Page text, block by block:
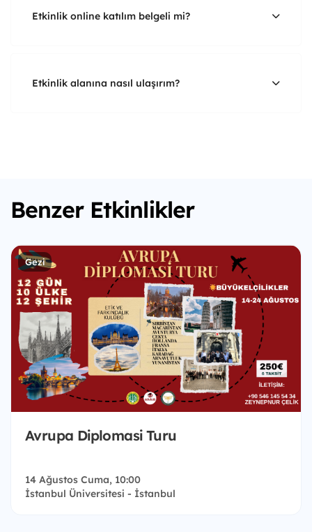
Etkinlik online katılım belgeli mi?
Etkinlik alanına nasıl ulaşırım?
Benzer Etkinlikler
Gezi
Avrupa Diplomasi Turu
14 Ağustos Cuma, 10:00
İstanbul Üniversitesi - İstanbul